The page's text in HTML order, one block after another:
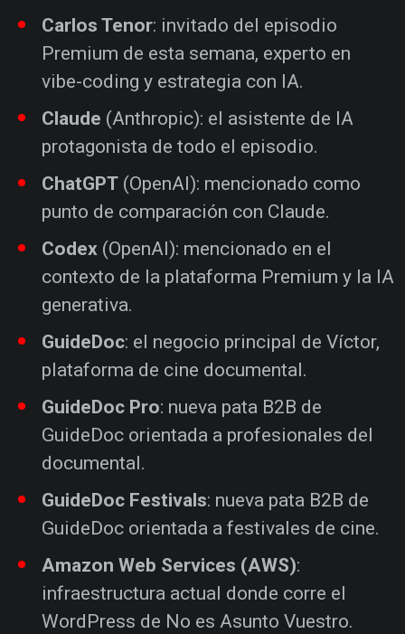
Carlos Tenor: invitado del episodio
Premium de esta semana, experto en
vibe-coding y estrategia con IA.
Claude (Anthropic): el asistente de IA
protagonista de todo el episodio.
ChatGPT (OpenAI): mencionado como
punto de comparación con Claude.
Codex (OpenAI): mencionado en el
contexto de la plataforma Premium y la IA
generativa.
GuideDoc: el negocio principal de Víctor,
plataforma de cine documental.
GuideDoc Pro: nueva pata B2B de
GuideDoc orientada a profesionales del
documental.
GuideDoc Festivals: nueva pata B2B de
GuideDoc orientada a festivales de cine.
Amazon Web Services (AWS):
infraestructura actual donde corre el
WordPress de No es Asunto Vuestro.